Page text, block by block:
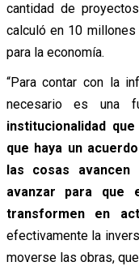
cantidad de
calculó en 10
para la economía.
“Para contar con la
necesario es una
institucionalidad
que haya un
las cosas
avanzar para que
transformen en
efectivamente la
moverse las obras,